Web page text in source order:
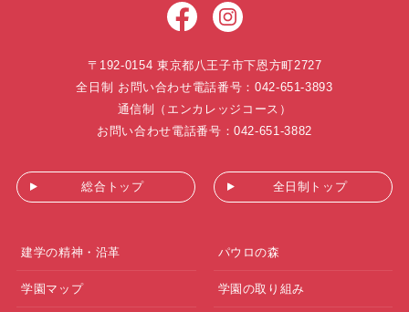
〒192-0154 東京都八王子市下恩方町2727
全日制 お問い合わせ電話番号：042-651-3893
通信制（エンカレッジコース）
お問い合わせ電話番号：042-651-3882
総合トップ 全日制トップ
建学の精神・沿革 パウロの森
学園マップ 学園の取り組み